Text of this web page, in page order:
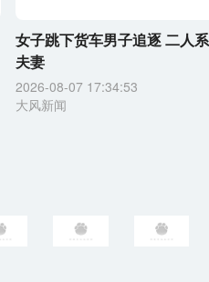
女子跳下货车男子追逐 二人系
夫妻
2026-08-07 17:34:53
大风新闻